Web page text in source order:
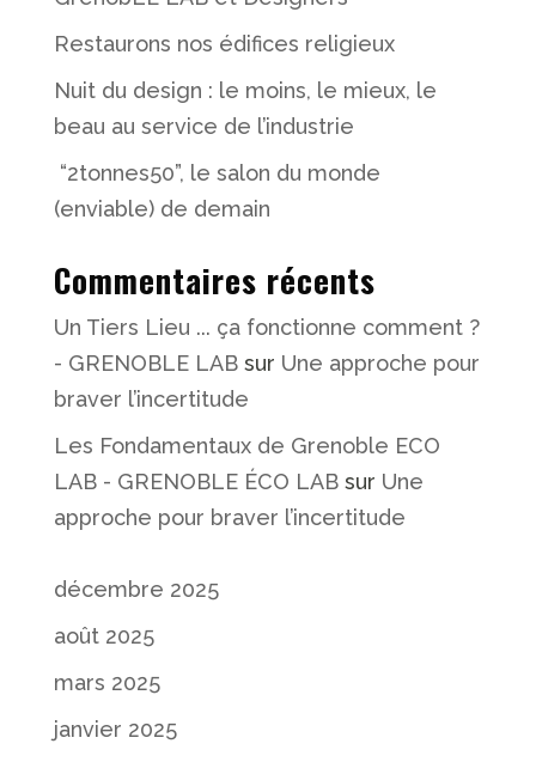
Restaurons nos édifices religieux
Nuit du design : le moins, le mieux, le
beau au service de l’industrie
“2tonnes50”, le salon du monde
(enviable) de demain
Commentaires récents
Un Tiers Lieu ... ça fonctionne comment ?
- GRENOBLE LABsur Une approche pour
braver l’incertitude
Les Fondamentaux de Grenoble ECO
LAB - GRENOBLE ÉCO LABsur Une
approche pour braver l’incertitude
décembre 2025
août 2025
mars 2025
janvier 2025